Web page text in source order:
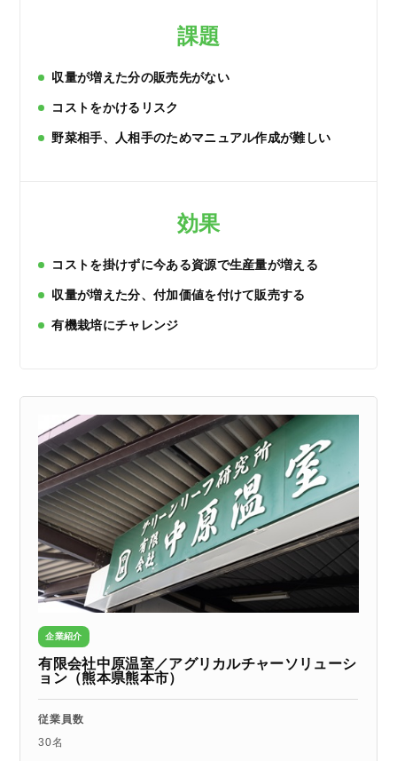
課題
収量が増えた分の販売先がない
コストをかけるリスク
野菜相手、人相手のためマニュアル作成が難しい
効果
コストを掛けずに今ある資源で生産量が増える
収量が増えた分、付加価値を付けて販売する
有機栽培にチャレンジ
企業紹介
有限会社中原温室／アグリカルチャーソリューシ
ョン（熊本県熊本市）
従業員数
30名